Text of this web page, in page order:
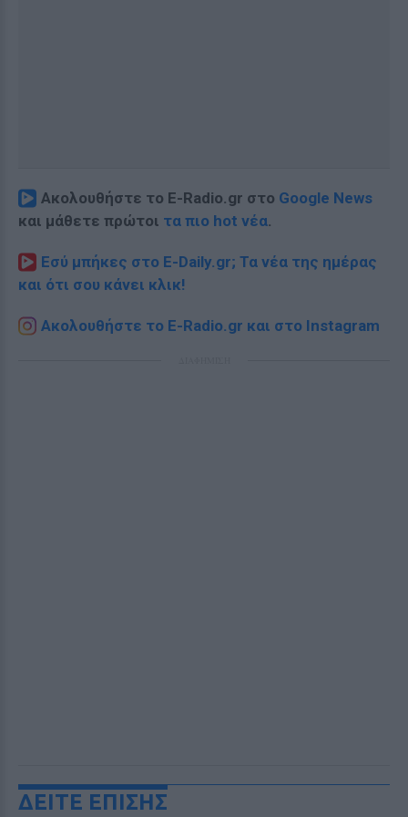
Ακολουθήστε το E-Radio.gr στο Google News
και μάθετε πρώτοι τα πιο hot νέα.
Εσύ μπήκες στο E-Daily.gr; Τα νέα της ημέρας
και ότι σου κάνει κλικ!
Ακολουθήστε το E-Radio.gr και στο Instagram
ΔΕΙΤΕ ΕΠΙΣΗΣ